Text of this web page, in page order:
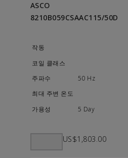
ASCO
8210B059CSAAC115/50D
50 Hz
5 Day
US$1,803.00